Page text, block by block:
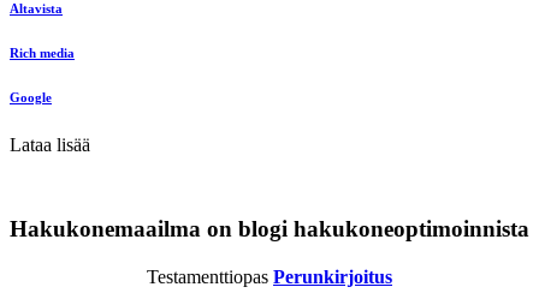
Altavista
Rich media
Google
Lataa lisää
Hakukonemaailma on blogi hakukoneoptimoinnista
Testamenttiopas Perunkirjoitus